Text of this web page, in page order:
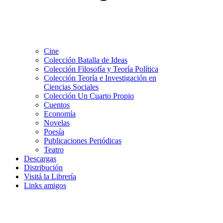
Cine
Colección Batalla de Ideas
Colección Filosofía y Teoría Política
Colección Teoría e Investigación en
Ciencias Sociales
Colección Un Cuarto Propio
Cuentos
Economía
Novelas
Poesía
Publicaciones Periódicas
Teatro
Descargas
Distribución
Visitá la Librería
Links amigos